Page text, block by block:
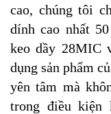
cao, chúng tôi
dính cao nhất
keo dầy 28MIC
dụng sản phẩm
yên tâm mà
trong điều kiện